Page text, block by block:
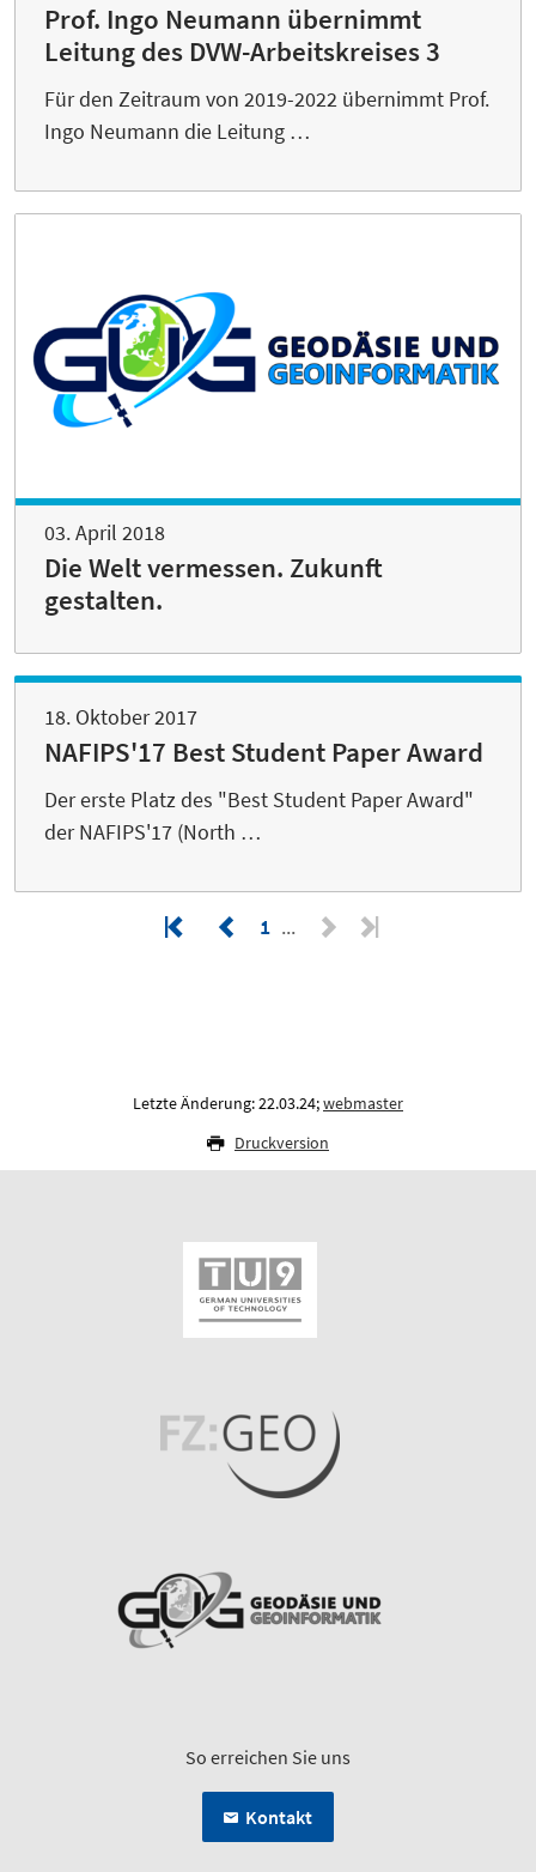
Prof. Ingo Neumann übernimmt
Leitung des DVW-Arbeitskreises 3
Für den Zeitraum von 2019-2022 übernimmt Prof.
Ingo Neumann die Leitung …
03. April 2018
Die Welt vermessen. Zukunft
gestalten.
18. Oktober 2017
NAFIPS'17 Best Student Paper Award
Der erste Platz des "Best Student Paper Award"
der NAFIPS'17 (North …
1
Letzte Änderung: 22.03.24;webmaster
Druckversion
So erreichen Sie uns
Kontakt